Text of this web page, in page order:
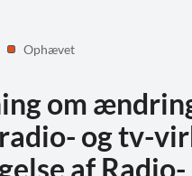
Ophævet
om
og tv-
af